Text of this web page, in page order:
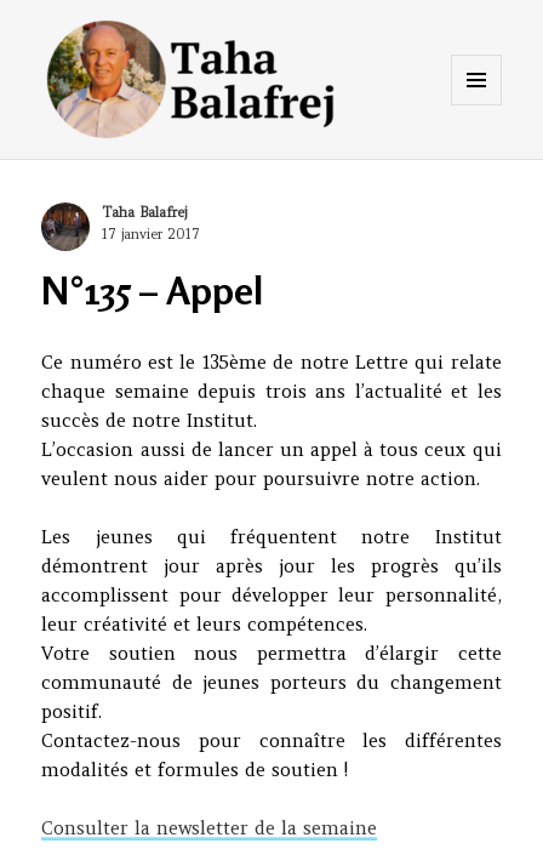
Taha Balafrej Blog
Author
Taha Balafrej
Posted
17 janvier 2017
N°135 – Appel
Ce numéro est le 135ème de notre Lettre qui relate
chaque semaine depuis trois ans l’actualité et les
succès de notre Institut.
L’occasion aussi de lancer un appel à tous ceux qui
veulent nous aider pour poursuivre notre action.
Les jeunes qui fréquentent notre Institut
démontrent jour après jour les progrès qu’ils
accomplissent pour développer leur personnalité,
leur créativité et leurs compétences.
Votre soutien nous permettra d’élargir cette
communauté de jeunes porteurs du changement
positif.
Contactez-nous pour connaître les différentes
modalités et formules de soutien !
Consulter la newsletter de la semaine